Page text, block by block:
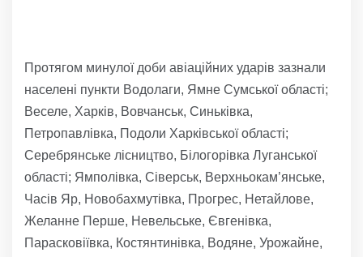
Протягом минулої доби авіаційних ударів зазнали
населені пункти Водолаги, Ямне Сумської області;
Веселе, Харків, Вовчанськ, Синьківка,
Петропавлівка, Подоли Харківської області;
Серебрянське лісництво, Білогорівка Луганської
області; Ямполівка, Сіверськ, Верхньокам’янське,
Часів Яр, Новобахмутівка, Прогрес, Нетайлове,
Желанне Перше, Невельське, Євгенівка,
Парасковіївка, Костянтинівка, Водяне, Урожайне,